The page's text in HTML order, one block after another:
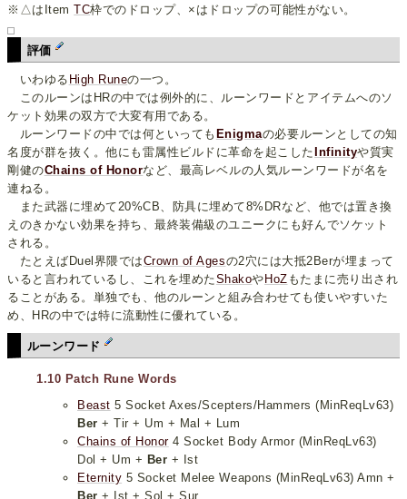
※△はItemTC枠でのドロップ、×はドロップの可能性がない。
評価
いわゆる High Runeの一つ。
このルーンはHRの中では例外的に、ルーンワードとアイテムへのソ
ケット効果の双方で大変有用である。
ルーンワードの中では何といっても Enigmaの必要ルーンとしての知
名度が群を抜く。他にも雷属性ビルドに革命を起こした Infinityや質実
剛健のChains of Honorなど、最高レベルの人気ルーンワードが名を
連ねる。
また武器に埋めて20%CB、防具に埋めて8%DRなど、他では置き換
えのきかない効果を持ち、最終装備級のユニークにも好んでソケット
される。
たとえばDuel界隈ではCrown of Agesの2穴には大抵2Berが埋まって
いると言われているし、これを埋めたShakoや HoZ もたまに売り出され
ることがある。単独でも、他のルーンと組み合わせても使いやすいた
め、HRの中では特に流動性に優れている。
ルーンワード
1.10 Patch Rune Words
Beast 5 Socket Axes/Scepters/Hammers (MinReqLv63)
Ber + Tir + Um + Mal + Lum
Chains of Honor4 Socket Body Armor (MinReqLv63)
Dol + Um + Ber + Ist
Eternity 5 Socket Melee Weapons (MinReqLv63) Amn +
Ber + Ist + Sol + Sur